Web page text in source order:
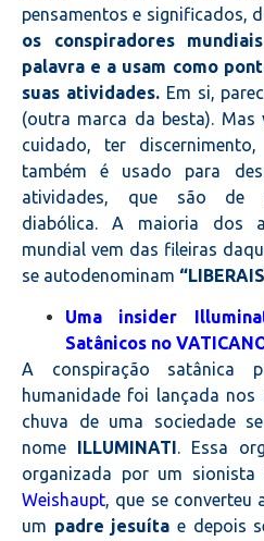
pensamentos e significados,
os conspiradores
palavra e a usam como
suas atividades.Em si,
(outra marca da besta).
cuidado, ter
também é usado para
atividades, que são de
diabólica. A maioria dos
mundial vem das fileiras
se autodenominam
Uma insider
Satânicos no
A conspiração satânica
humanidade foi lançada
chuva de uma sociedade
nome
ILLUMINATI . Essa
organizada por um
Weishaupt, que se converteu
um padre jesuíta e depois